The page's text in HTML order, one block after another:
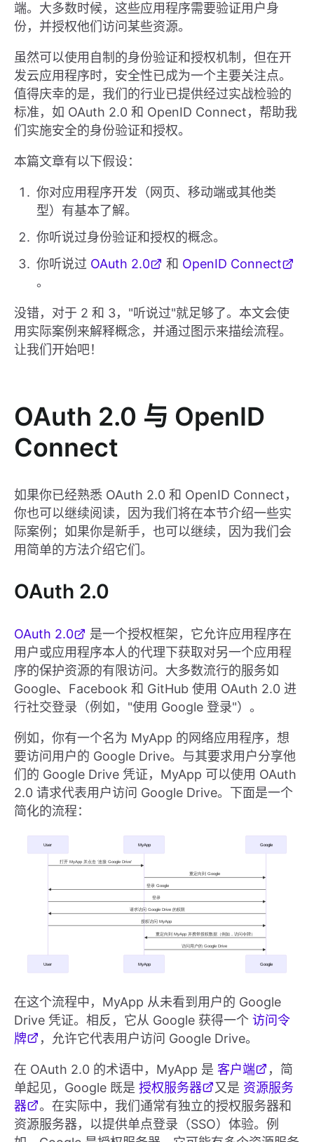
端。大多数时候，这些应用程序需要验证用户身
份，并授权他们访问某些资源。
虽然可以使用自制的身份验证和授权机制，但在开
发云应用程序时，安全性已成为一个主要关注点。
值得庆幸的是，我们的行业已提供经过实战检验的
标准，如 OAuth 2.0 和 OpenID Connect，帮助我
们实施安全的身份验证和授权。
本篇文章有以下假设：
你对应用程序开发（网页、移动端或其他类
型）有基本了解。
你听说过身份验证和授权的概念。
你听说过 OAuth 2.0 和 OpenID Connect
。
没错，对于 2 和 3，"听说过"就足够了。本文会使
用实际案例来解释概念，并通过图示来描绘流程。
让我们开始吧！
OAuth 2.0 与 OpenID
Connect
如果你已经熟悉 OAuth 2.0 和 OpenID Connect，
你也可以继续阅读，因为我们将在本节介绍一些实
际案例；如果你是新手，也可以继续，因为我们会
用简单的方法介绍它们。
OAuth 2.0
OAuth 2.0
是一个授权框架，它允许应用程序在
用户或应用程序本人的代理下获取对另一个应用程
序的保护资源的有限访问。大多数流行的服务如
Google、Facebook 和 GitHub 使用 OAuth 2.0 进
行社交登录（例如，"使用 Google 登录"）。
例如，你有一个名为 MyApp 的网络应用程序，想
要访问用户的 Google Drive。与其要求用户分享他
们的 Google Drive 凭证，MyApp 可以使用 OAuth
2.0 请求代表用户访问 Google Drive。下面是一个
简化的流程：
在这个流程中，MyApp 从未看到用户的 Google
Drive 凭证。相反，它从 Google 获得一个 访问令
牌
，允许它代表用户访问 Google Drive。
在 OAuth 2.0 的术语中，MyApp 是 客户端
，简
单起见，Google 既是 授权服务器 又是 资源服务
器
。在实际中，我们通常有独立的授权服务器和
资源服务器，以提供单点登录（SSO）体验。例